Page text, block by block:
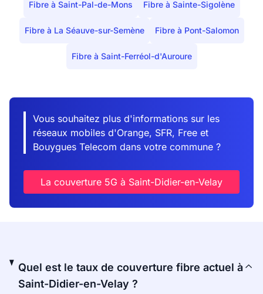
Fibre à Saint-Pal-de-Mons Fibre à Sainte-Sigolène
Fibre à La Séauve-sur-Semène Fibre à Pont-Salomon
Fibre à Saint-Ferréol-d'Auroure
Vous souhaitez plus d'informations sur les
réseaux mobiles d'Orange, SFR, Free et
Bouygues Telecom dans votre commune ?
La couverture 5G à Saint-Didier-en-Velay
Quel est le taux de couverture fibre actuel à
Saint-Didier-en-Velay ?